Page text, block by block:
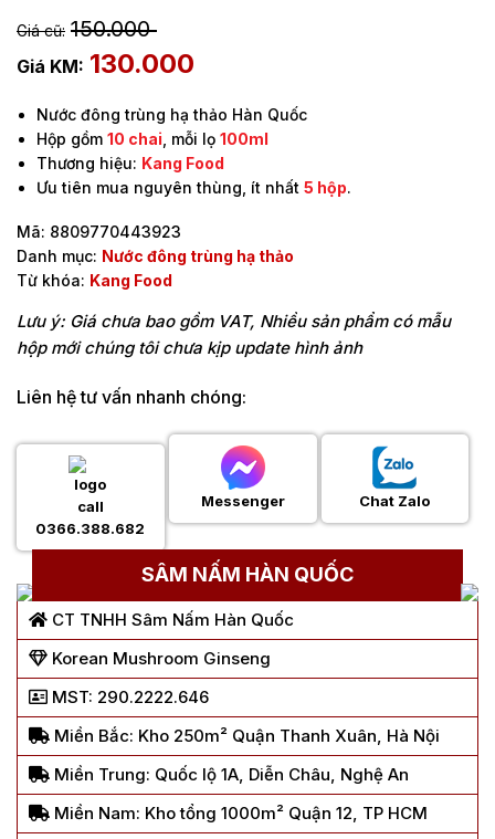
150.000
130.000
Nước đông trùng hạ thảo Hàn Quốc
Hộp gồm10 chai , mỗi lọ100ml
Thương hiệu: Kang Food
Ưu tiên mua nguyên thùng, ít nhất5 hộp.
Mã: 8809770443923
Danh mục: Nước đông trùng hạ thảo
Từ khóa: Kang Food
Lưu ý: Giá chưa bao gồm VAT, Nhiều sản phẩm có mẫu
hộp mới chúng tôi chưa kịp update hình ảnh
Liên hệ tư vấn nhanh chóng:
0366.388.682
Messenger Chat Zalo
SÂM NẤM HÀN QUỐC
CT TNHH Sâm Nấm Hàn Quốc
Korean Mushroom Ginseng
MST: 290.2222.646
Miền Bắc: Kho 250m² Quận Thanh Xuân, Hà Nội
Miền Trung: Quốc lộ 1A, Diễn Châu, Nghệ An
Miền Nam: Kho tổng 1000m² Quận 12, TP HCM